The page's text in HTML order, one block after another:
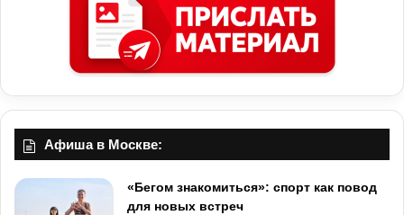
Афиша в Москве:
«Бегом знакомиться»: спорт как повод
для новых встреч